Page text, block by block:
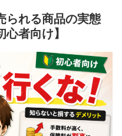
られる商品の実態
者向け】